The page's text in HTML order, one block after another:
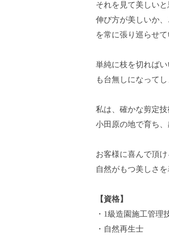
それを見て美しい
伸び方が美しいか
を常に張り巡らせて
単純に枝を切れば
も台無しになってし
私は、確かな剪定
小田原の地で育ち
お客様に喜んで頂
自然がもつ美しさを
【資格】
・1級造園施工管理
・自然再生士